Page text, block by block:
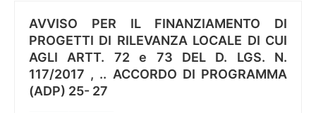
AVVISO PER IL FINANZIAMENTO DI
PROGETTI DI RILEVANZA LOCALE DI CUI
AGLI ARTT. 72 e 73 DEL D. LGS. N.
117/2017 , .. ACCORDO DI PROGRAMMA
(ADP) 25- 27